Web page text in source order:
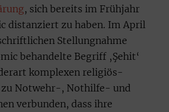
, sich bereits im Frühjahr
distanziert zu haben. Im April
Stellungnahme
behandelte Begriff ‚Şehit‘
komplexen religiös-
zu Notwehr-, Nothilfe- und
verbunden, dass ihre